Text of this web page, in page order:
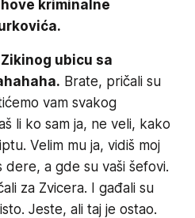
kriminalne
ubicu sa
Brate, pričali su
vam svakog
li ko sam ja, ne veli, kako
Velim mu ja, vidiš moj
a gde su vaši šefovi.
za Zvicera. I gađali su
Jeste, ali taj je ostao.